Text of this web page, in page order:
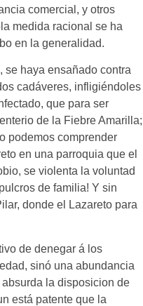
comercial, y otros
medida racional se ha
en la generalidad.
se haya ensañado contra
cadáveres, infligiéndoles
que para ser
de la Fiebre Amarilla;
podemos comprender
en una parroquia que el
se violenta la voluntad
de familia! Y sin
donde el Lazareto para
de denegar á los
sinó una abundancia
la disposicion de
está patente que la